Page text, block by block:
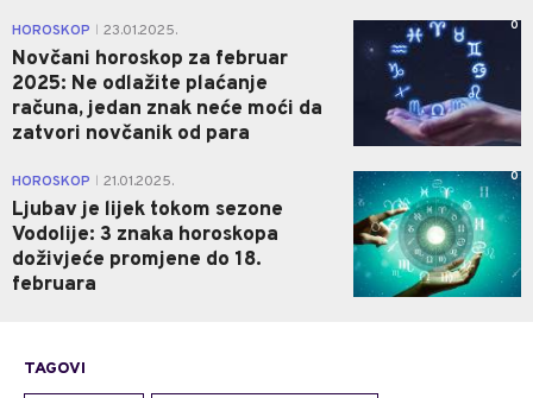
HOROSKOP 23.01.2025.
Novčani horoskop za februar
2025: Ne odlažite plaćanje
računa, jedan znak neće moći da
zatvori novčanik od para
0
HOROSKOP 21.01.2025.
Ljubav je lijek tokom sezone
Vodolije: 3 znaka horoskopa
doživjeće promjene do 18.
februara
0
TAGOVI